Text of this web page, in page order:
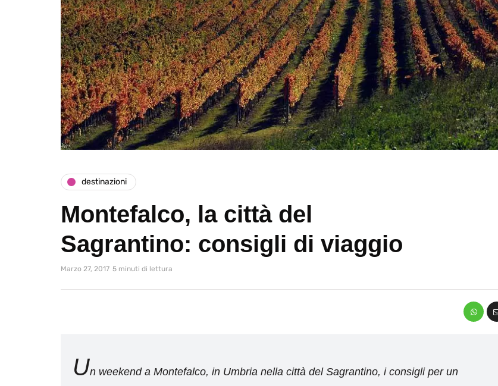
destinazioni
Montefalco, la città del
Sagrantino: consigli di viaggio
Marzo 27, 2017 5 minuti di lettura
Un weekend a Montefalco, in Umbria nella città del Sagrantino, i consigli per un